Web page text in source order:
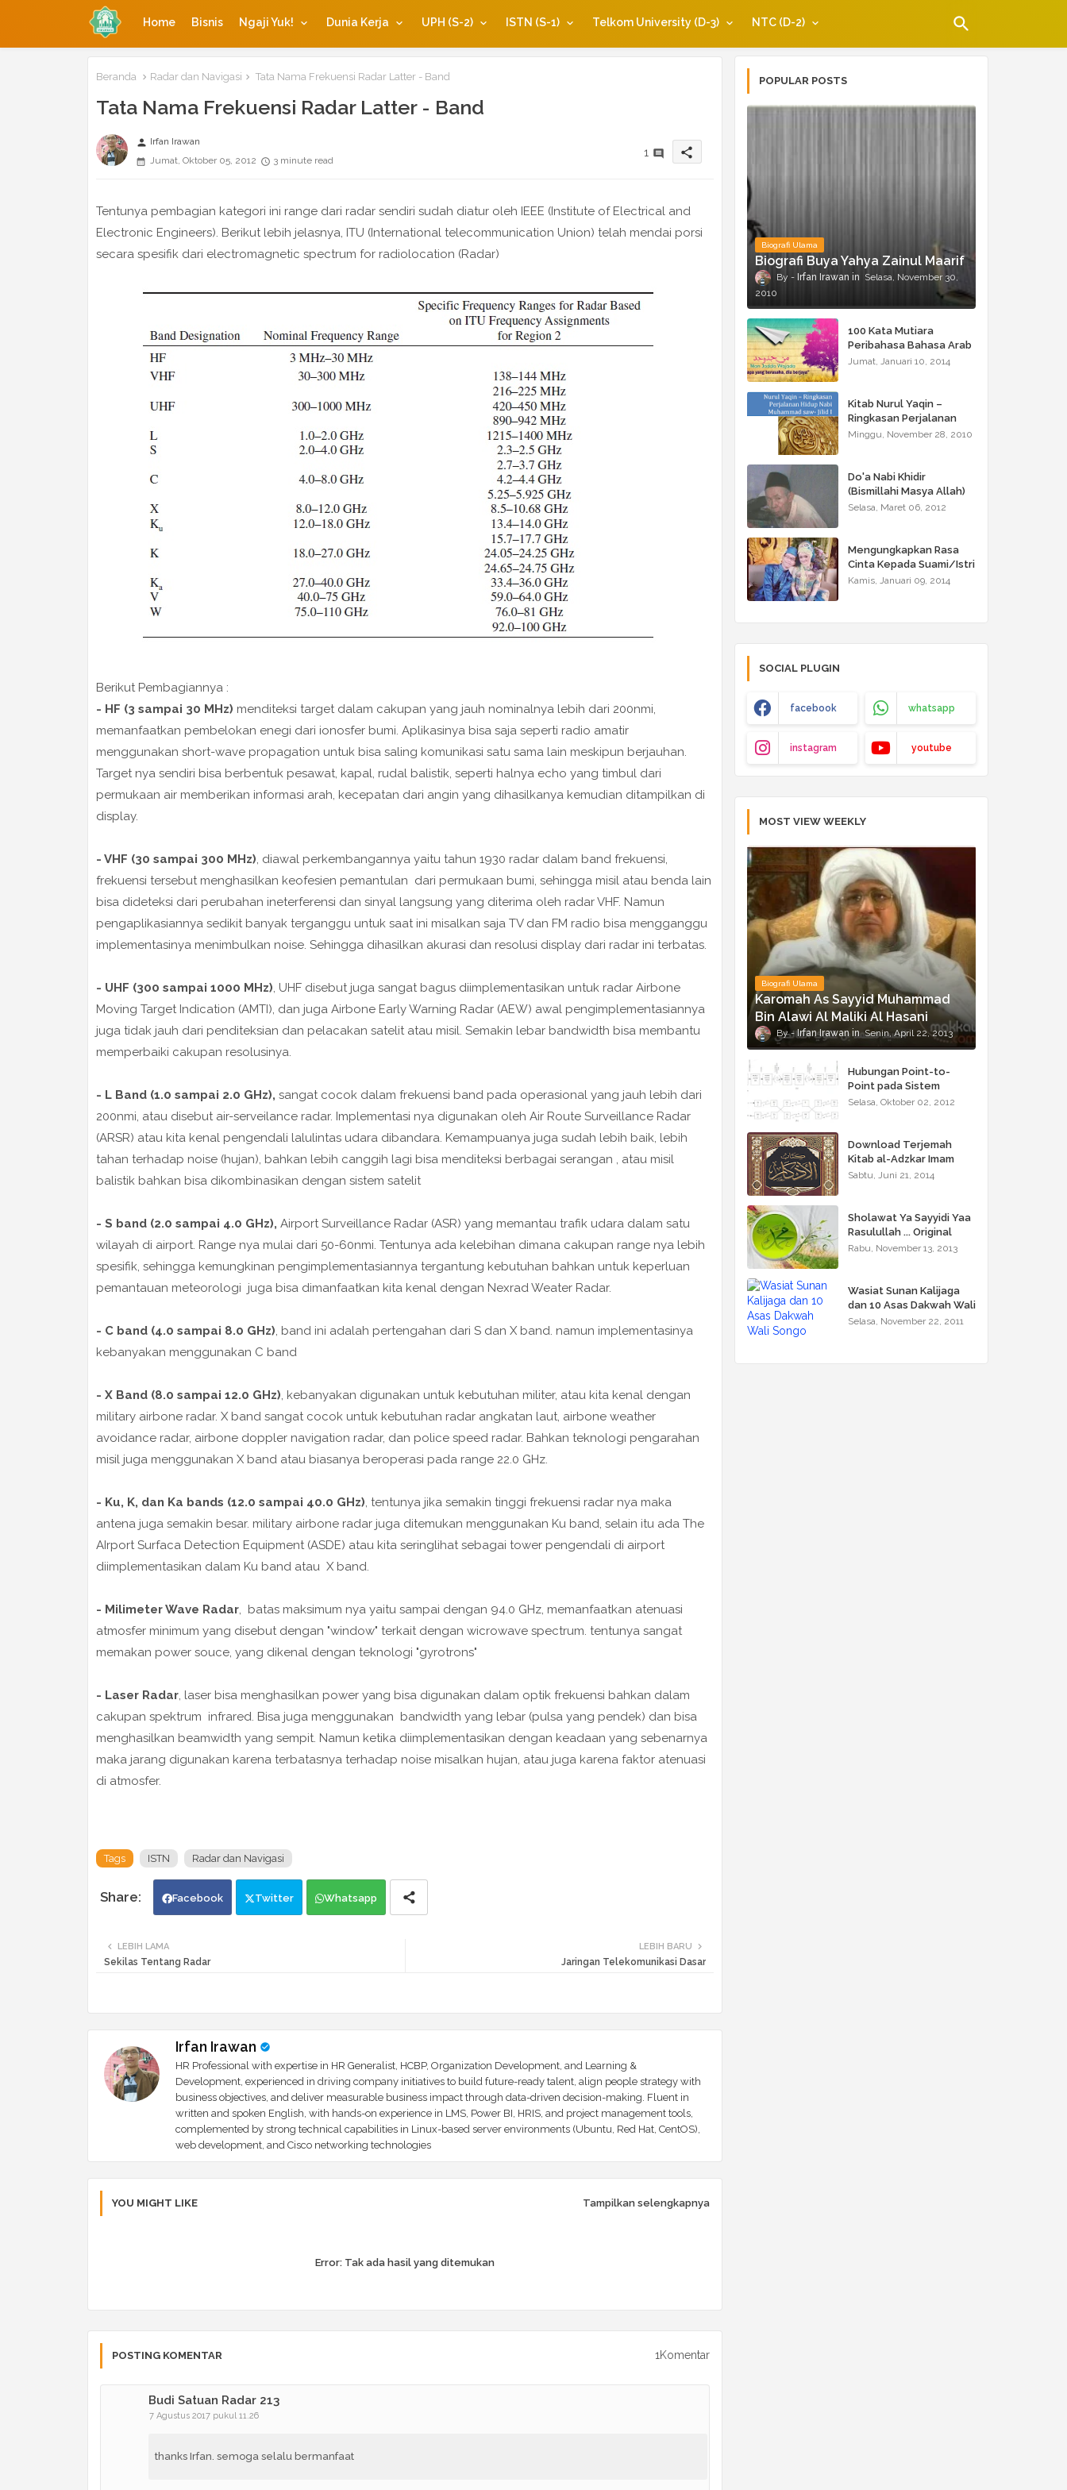
Home Bisnis Ngaji Yuk! Dunia Kerja UPH (S-2) ISTN (S-1) Telkom University (D-3) NTC (D-2)
Beranda Radar dan Navigasi Tata Nama Frekuensi Radar Latter - Band
Tata Nama Frekuensi Radar Latter - Band
person Irfan Irawan
Jumat, Oktober 05, 2012
3 minute read
1 share
Tentunya pembagian kategori ini range dari radar sendiri sudah diatur oleh IEEE (Institute of Electrical and
Electronic Engineers). Berikut lebih jelasnya, ITU (International telecommunication Union) telah mendai porsi
secara spesifik dari electromagnetic spectrum for radiolocation (Radar)
Berikut Pembagiannya :
- HF (3 sampai 30 MHz) menditeksi target dalam cakupan yang jauh nominalnya lebih dari 200nmi,
memanfaatkan pembelokan enegi dari ionosfer bumi. Aplikasinya bisa saja seperti radio amatir
menggunakan short-wave propagation untuk bisa saling komunikasi satu sama lain meskipun berjauhan.
Target nya sendiri bisa berbentuk pesawat, kapal, rudal balistik, seperti halnya echo yang timbul dari
permukaan air memberikan informasi arah, kecepatan dari angin yang dihasilkanya kemudian ditampilkan di
display.
- VHF (30 sampai 300 MHz) , diawal perkembangannya yaitu tahun 1930 radar dalam band frekuensi,
frekuensi tersebut menghasilkan keofesien pemantulan dari permukaan bumi, sehingga misil atau benda lain
bisa dideteksi dari perubahan ineterferensi dan sinyal langsung yang diterima oleh radar VHF. Namun
pengaplikasiannya sedikit banyak terganggu untuk saat ini misalkan saja TV dan FM radio bisa mengganggu
implementasinya menimbulkan noise. Sehingga dihasilkan akurasi dan resolusi display dari radar ini terbatas.
- UHF (300 sampai 1000 MHz) , UHF disebut juga sangat bagus diimplementasikan untuk radar Airbone
Moving Target Indication (AMTI), dan juga Airbone Early Warning Radar (AEW) awal pengimplementasiannya
juga tidak jauh dari penditeksian dan pelacakan satelit atau misil. Semakin lebar bandwidth bisa membantu
memperbaiki cakupan resolusinya.
- L Band (1.0 sampai 2.0 GHz), sangat cocok dalam frekuensi band pada operasional yang jauh lebih dari
200nmi, atau disebut air-serveilance radar. Implementasi nya digunakan oleh Air Route Surveillance Radar
(ARSR) atau kita kenal pengendali lalulintas udara dibandara. Kemampuanya juga sudah lebih baik, lebih
tahan terhadap noise (hujan), bahkan lebih canggih lagi bisa menditeksi berbagai serangan , atau misil
balistik bahkan bisa dikombinasikan dengan sistem satelit
- S band (2.0 sampai 4.0 GHz), Airport Surveillance Radar (ASR) yang memantau trafik udara dalam satu
wilayah di airport. Range nya mulai dari 50-60nmi. Tentunya ada kelebihan dimana cakupan range nya lebih
spesifik, sehingga kemungkinan pengimplementasiannya tergantung kebutuhan bahkan untuk keperluan
pemantauan meteorologi juga bisa dimanfaatkan kita kenal dengan Nexrad Weater Radar.
- C band (4.0 sampai 8.0 GHz) , band ini adalah pertengahan dari S dan X band. namun implementasinya
kebanyakan menggunakan C band
- X Band (8.0 sampai 12.0 GHz) , kebanyakan digunakan untuk kebutuhan militer, atau kita kenal dengan
military airbone radar. X band sangat cocok untuk kebutuhan radar angkatan laut, airbone weather
avoidance radar, airbone doppler navigation radar, dan police speed radar. Bahkan teknologi pengarahan
misil juga menggunakan X band atau biasanya beroperasi pada range 22.0 GHz.
- Ku, K, dan Ka bands (12.0 sampai 40.0 GHz) , tentunya jika semakin tinggi frekuensi radar nya maka
antena juga semakin besar. military airbone radar juga ditemukan menggunakan Ku band, selain itu ada The
AIrport Surfaca Detection Equipment (ASDE) atau kita seringlihat sebagai tower pengendali di airport
diimplementasikan dalam Ku band atau X band.
- Milimeter Wave Radar, batas maksimum nya yaitu sampai dengan 94.0 GHz, memanfaatkan atenuasi
atmosfer minimum yang disebut dengan "window" terkait dengan wicrowave spectrum. tentunya sangat
memakan power souce, yang dikenal dengan teknologi "gyrotrons"
- Laser Radar, laser bisa menghasilkan power yang bisa digunakan dalam optik frekuensi bahkan dalam
cakupan spektrum infrared. Bisa juga menggunakan bandwidth yang lebar (pulsa yang pendek) dan bisa
menghasilkan beamwidth yang sempit. Namun ketika diimplementasikan dengan keadaan yang sebenarnya
maka jarang digunakan karena terbatasnya terhadap noise misalkan hujan, atau juga karena faktor atenuasi
di atmosfer.
Tags ISTN Radar dan Navigasi
Facebook Twitter Whatsapp
LEBIH BARU
Jaringan Telekomunikasi Dasar
LEBIH LAMA
Sekilas Tentang Radar
Irfan Irawan
HR Professional with expertise in HR Generalist, HCBP, Organization Development, and Learning &
Development, experienced in driving company initiatives to build future-ready talent, align people strategy with
business objectives, and deliver measurable business impact through data-driven decision-making. Fluent in
written and spoken English, with hands-on experience in LMS, Power BI, HRIS, and project management tools,
complemented by strong technical capabilities in Linux-based server environments (Ubuntu, Red Hat, CentOS),
web development, and Cisco networking technologies
YOU MIGHT LIKE Tampilkan selengkapnya
Error:Tak ada hasil yang ditemukan
POSTING KOMENTAR 1Komentar
Budi Satuan Radar 213
7 Agustus 2017 pukul 11.26
thanks Irfan. semoga selalu bermanfaat
POPULAR POSTS
Biografi Ulama
Biografi Buya Yahya Zainul Maarif
Irfan Irawan
Selasa, November 30,
2010
100 Kata Mutiara
Peribahasa Bahasa Arab
Jumat, Januari 10, 2014
Kitab Nurul Yaqin –
Ringkasan Perjalanan
Hidup Nabi Muhammad
Minggu, November 28, 2010
Do'a Nabi Khidir
(Bismillahi Masya Allah)
Selasa, Maret 06, 2012
Mengungkapkan Rasa
Cinta Kepada Suami/Istri
Kamis, Januari 09, 2014
SOCIAL PLUGIN
facebook whatsapp
instagram youtube
MOST VIEW WEEKLY
Biografi Ulama
Karomah As Sayyid Muhammad
Bin Alawi Al Maliki Al Hasani
Irfan Irawan Senin, April 22, 2013
Hubungan Point-to-
Point pada Sistem
Komunikasi Gelombang
Selasa, Oktober 02, 2012
Download Terjemah
Kitab al-Adzkar Imam
Nawawi
Sabtu, Juni 21, 2014
Sholawat Ya Sayyidi Yaa
Rasulullah ... Original
Version
Rabu, November 13, 2013
Wasiat Sunan Kalijaga
dan 10 Asas Dakwah Wali
Songo
Selasa, November 22, 2011